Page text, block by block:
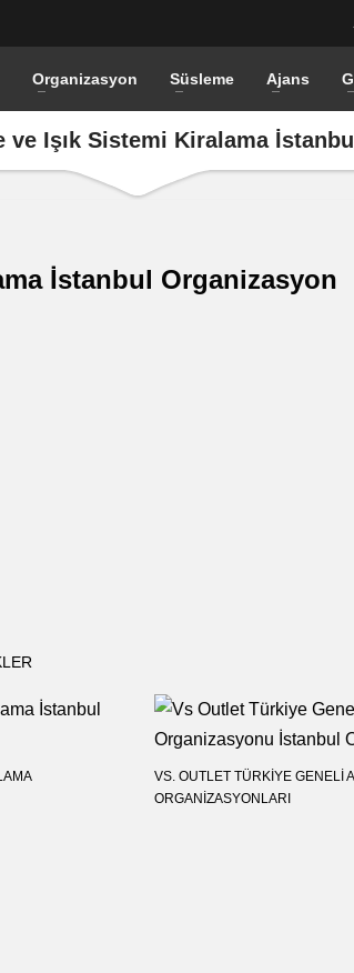
Organizasyon Süsleme Ajans
ve Işık Sistemi Kiralama
İstanbul Organizasyon
VS. OUTLET TÜRKIYE GENELI
ORGANIZASYONLARI